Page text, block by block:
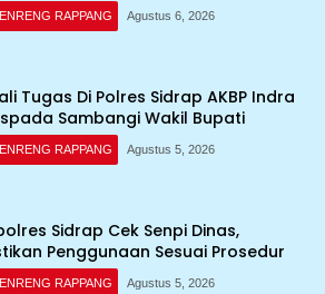
RAPPANG Agustus 6, 2026
Tugas Di Polres Sidrap AKBP Indra
Sambangi Wakil Bupati
RAPPANG Agustus 5, 2026
Sidrap Cek Senpi Dinas,
Penggunaan Sesuai Prosedur
RAPPANG Agustus 5, 2026